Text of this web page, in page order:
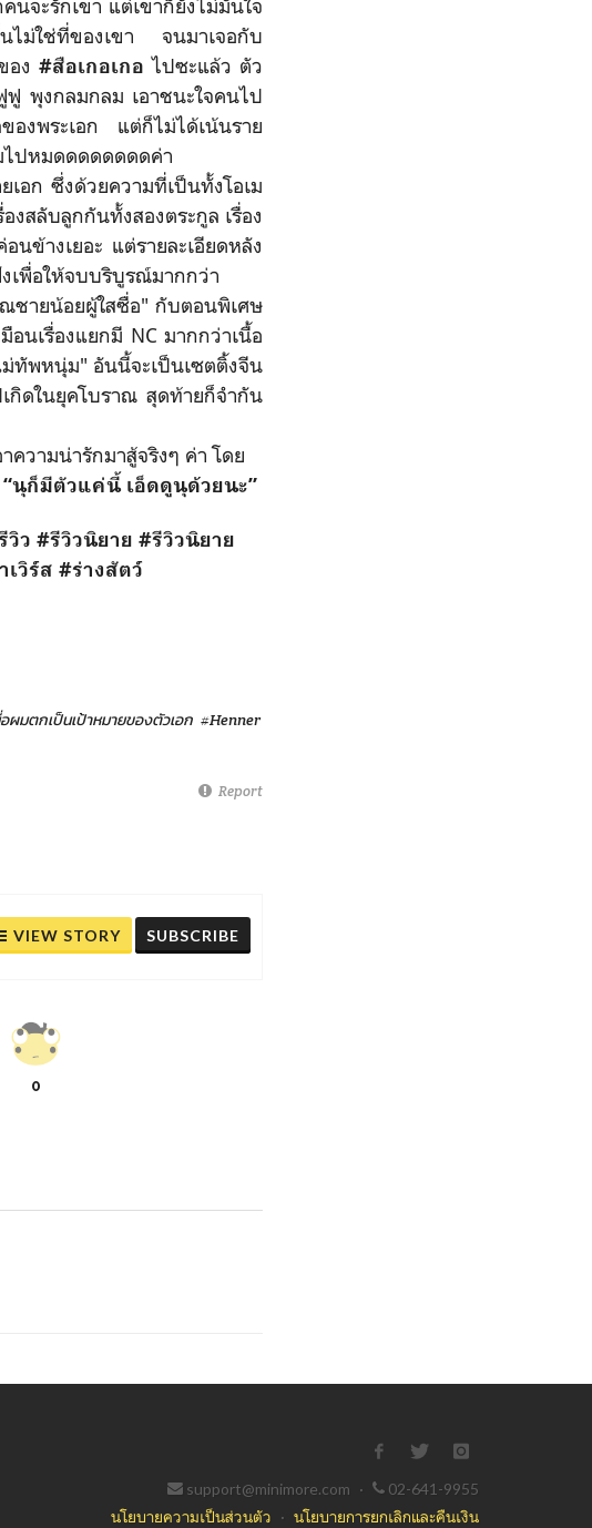
จะรักเขา แต่เขาก็ยังไม่มั่นใจ
ไม่ใช่ที่ของเขา จนมาเจอกับ
อง #สือเกอเกอ ไปซะแล้ว ตัว
พุงกลมกลม เอาชนะใจคนไป
องพระเอก แต่ก็ไม่ได้เน้นราย
ไปหมดดดดดดดดค่า
ก ซึ่งด้วยความที่เป็นทั้งโอเม
งสลับลูกกันทั้งสองตระกูล เรื่อง
นข้างเยอะ แต่รายละเอียดหลัง
เพื่อให้จบบริบูรณ์มากกว่า
ายน้อยผู้ใสซื่อ" กับตอนพิเศษ
อนเรื่องแยกมี NC มากกว่าเนื้อ
ทัพหนุ่ม" อันนี้จะเป็นเซตติ้งจีน
กิดในยุคโบราณ สุดท้ายก็จำกัน
วามน่ารักมาสู้จริงๆ ค่า โดย
“นุก็มีตัวแค่นี้ เอ็ดดูนุด้วยนะ”
วิว #รีวิวนิยาย #รีวิวนิยาย
เวิร์ส #ร่างสัตว์
ผมตกเป็นเป้าหมายของตัวเอก #Henner
Report
VIEW STORY SUBSCRIBE
0
support@minimore.com ·
02-641-9955
นโยบายความเป็นส่วนตัว · นโยบายการยกเลิกและคืนเงิน